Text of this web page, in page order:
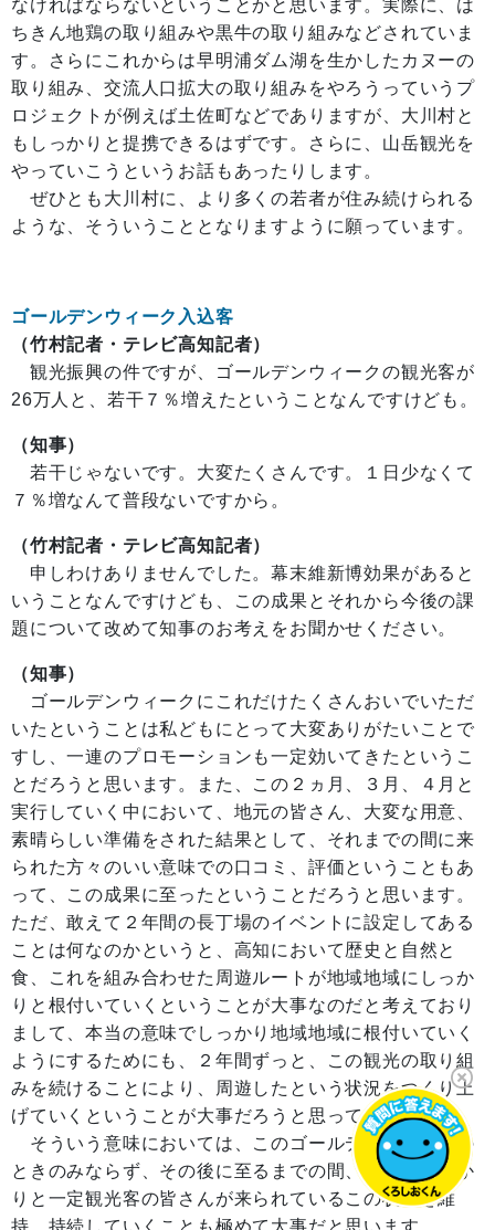
なければならないということかと思います。実際に、は
ちきん地鶏の取り組みや黒牛の取り組みなどされていま
す。さらにこれからは早明浦ダム湖を生かしたカヌーの
取り組み、交流人口拡大の取り組みをやろうっていうプ
ロジェクトが例えば土佐町などでありますが、大川村と
もしっかりと提携できるはずです。さらに、山岳観光を
やっていこうというお話もあったりします。
ぜひとも大川村に、より多くの若者が住み続けられる
ような、そういうこととなりますように願っています。
ゴールデンウィーク入込客
（竹村記者・テレビ高知記者）
観光振興の件ですが、ゴールデンウィークの観光客が
26万人と、若干７％増えたということなんですけども。
（知事）
若干じゃないです。大変たくさんです。１日少なくて
７％増なんて普段ないですから。
（竹村記者・テレビ高知記者）
申しわけありませんでした。幕末維新博効果があると
いうことなんですけども、この成果とそれから今後の課
題について改めて知事のお考えをお聞かせください。
（知事）
ゴールデンウィークにこれだけたくさんおいでいただ
いたということは私どもにとって大変ありがたいことで
すし、一連のプロモーションも一定効いてきたというこ
とだろうと思います。また、この２ヵ月、３月、４月と
実行していく中において、地元の皆さん、大変な用意、
素晴らしい準備をされた結果として、それまでの間に来
られた方々のいい意味での口コミ、評価ということもあ
って、この成果に至ったということだろうと思います。
ただ、敢えて２年間の長丁場のイベントに設定してある
ことは何なのかというと、高知において歴史と自然と
食、これを組み合わせた周遊ルートが地域地域にしっか
りと根付いていくということが大事なのだと考えており
まして、本当の意味でしっかり地域地域に根付いていく
ようにするためにも、２年間ずっと、この観光の取り組
みを続けることにより、周遊したという状況をつくり上
げていくということが大事だろうと思っています。
そういう意味においては、このゴールデンウィークの
ときのみならず、その後に至るまでの間、ずっとしっか
りと一定観光客の皆さんが来られているこの状況を維
持、持続していくことも極めて大事だと思います。